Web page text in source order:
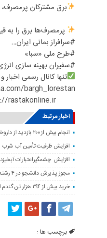
برق مشترکان
پرمصرف‌ها برق را به
#سرافراز بمانی ایران…
#طرح ملی «سبا»
#سفیران بهینه سازی
تنها کانال رسمی
bargh_lorestan
rastakonline.ir/
اخبار مرتبط
انجام بیش از ۲۰۰ بازدید از داروخانه‌ها برای پایش وضعیت دارویی لرستان
افزایش ظرفیت تأمین آب شرب
افزایش چشمگیراعتبارات
مجوز پذیرش دانشجو در ۴ رشته جدید کارشناسی‌ارشد دانشگاه لرستان صادر شد
خرید بیش از ۲۹۴ هزار تن گندم از کشاورزان لرستان
برچسب ها :